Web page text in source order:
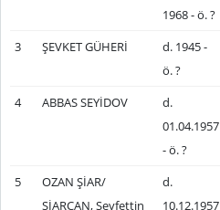
1968 - ö. ?
3 ŞEVKET GÜHERİ
d. 1945 -
ö. ?
4 ABBAS SEYİDOV
d.
01.04.1957
- ö. ?
5
OZAN ŞİAR/
ŞİARCAN, Seyfettin
d.
10.12.1957